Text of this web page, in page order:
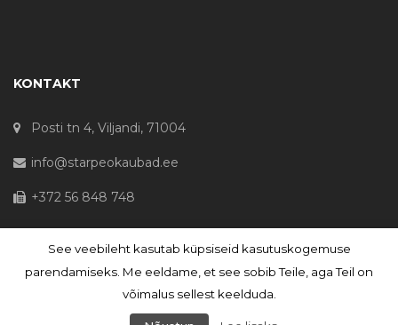
KONTAKT
Posti tn 4, Viljandi, 71004
info@starpeokaubad.ee
+372 56 848 748
© Haljaste OÜ 2020 - Registrikood 10645867
See veebileht kasutab küpsiseid kasutuskogemuse
parendamiseks. Me eeldame, et see sobib Teile, aga Teil on
võimalus sellest keelduda.